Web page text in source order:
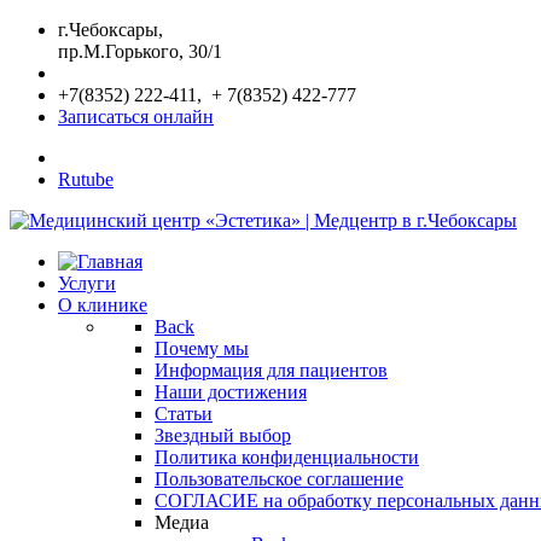
г.Чебоксары,
пр.М.Горького, 30/1
+7(8352) 222-411, + 7(8352) 422-777
Записаться онлайн
Rutube
Услуги
О клинике
Back
Почему мы
Информация для пациентов
Наши достижения
Статьи
Звездный выбор
Политика конфиденциальности
Пользовательское соглашение
СОГЛАСИЕ на обработку персональных
Медиа